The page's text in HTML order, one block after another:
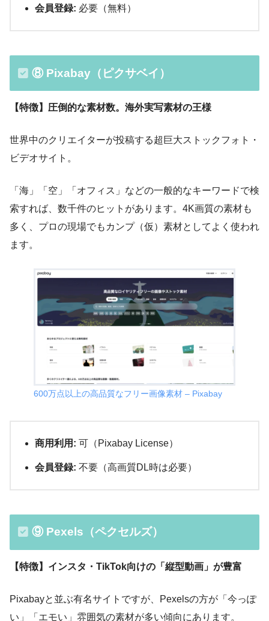
会員登録: 必要（無料）
⑧ Pixabay（ピクサベイ）
【特徴】圧倒的な素材数。海外実写素材の王様
世界中のクリエイターが投稿する超巨大ストックフォト・
ビデオサイト。
「海」「空」「オフィス」などの一般的なキーワードで検
索すれば、数千件のヒットがあります。4K画質の素材も
多く、プロの現場でもカンプ（仮）素材としてよく使われ
ます。
600万点以上の高品質なフリー画像素材 – Pixabay
商用利用: 可（Pixabay License）
会員登録: 不要（高画質DL時は必要）
⑨ Pexels（ペクセルズ）
【特徴】インスタ・TikTok向けの「縦型動画」が豊富
Pixabayと並ぶ有名サイトですが、Pexelsの方が「今っぽ
い」「エモい」雰囲気の素材が多い傾向にあります。